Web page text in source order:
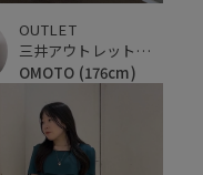
OUTLET
三井アウトレットパーク 入間
OMOTO (176cm)